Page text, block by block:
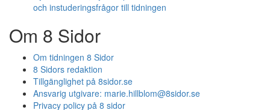
och instuderingsfrågor till tidningen
Om 8 Sidor
Om tidningen 8 Sidor
8 Sidors redaktion
Tillgänglighet på 8sidor.se
Ansvarig utgivare: marie.hillblom@8sidor.se
Privacy policy på 8 sidor